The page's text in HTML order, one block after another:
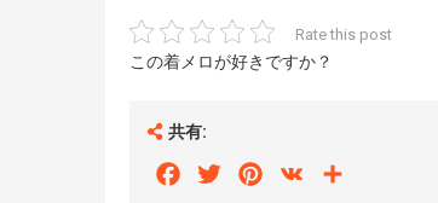
Rate this post
この着メロが好きですか？
共有:
FacebookTwitterPinterest
VK